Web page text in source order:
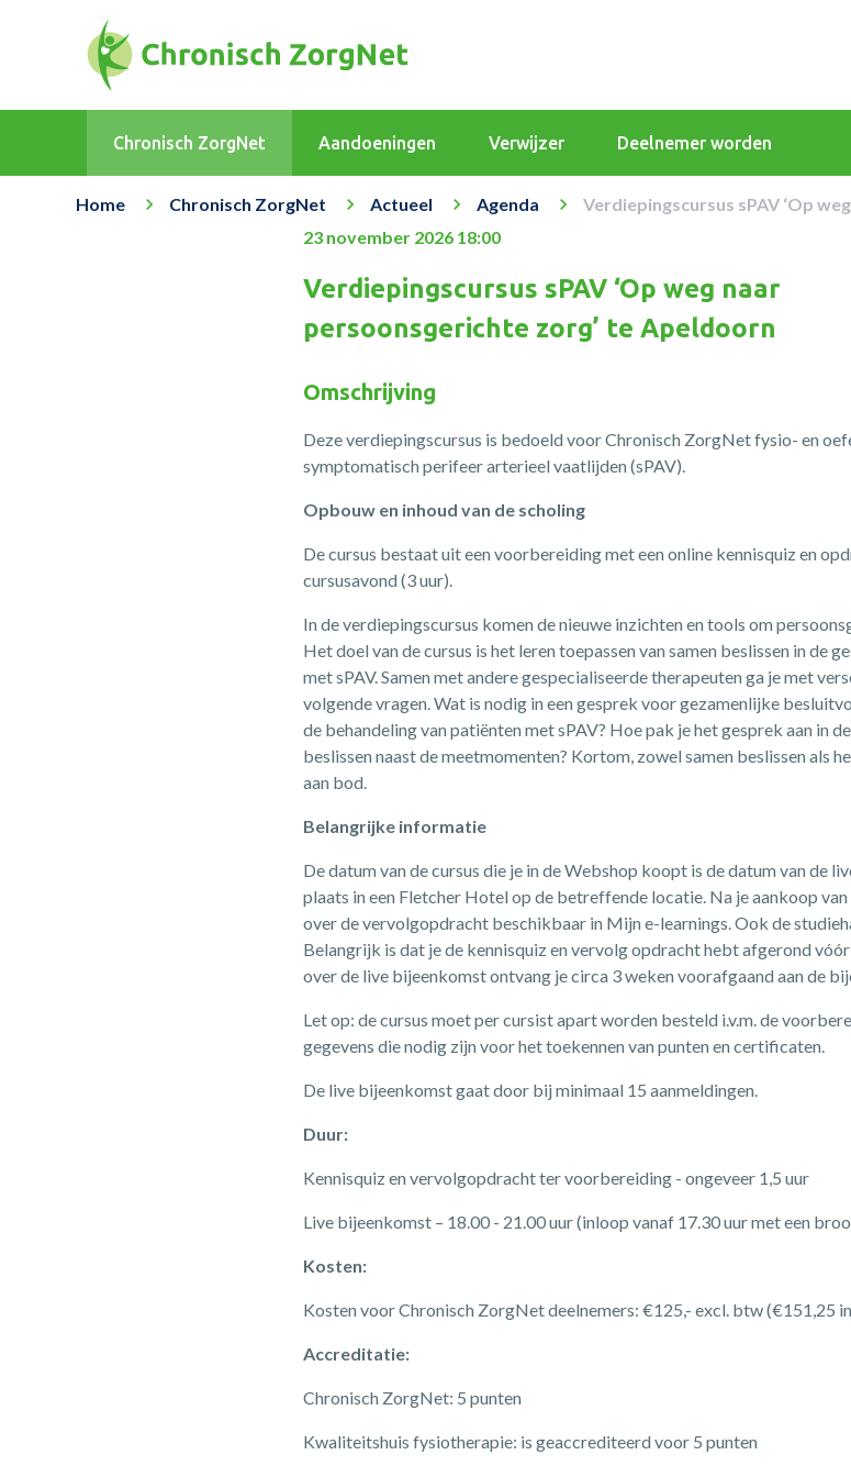
Chronisch ZorgNet Aandoeningen Verwijzer Deelnemer worden
Home Chronisch ZorgNet Actueel Agenda
Verdiepingscursus sPAV ‘Op
23 november 2026 18:00
Verdiepingscursus sPAV ‘Op weg naar
persoonsgerichte zorg’ te Apeldoorn
Omschrijving
Deze verdiepingscursus is bedoeld voor Chronisch ZorgNet fysio- en
symptomatisch perifeer arterieel vaatlijden (sPAV).
Opbouw en inhoud van de scholing
De cursus bestaat uit een voorbereiding met een online kennisquiz en
cursusavond (3 uur).
In de verdiepingscursus komen de nieuwe inzichten en tools om
Het doel van de cursus is het leren toepassen van samen beslissen in de
met sPAV. Samen met andere gespecialiseerde therapeuten ga je met
volgende vragen. Wat is nodig in een gesprek voor gezamenlijke
de behandeling van patiënten met sPAV? Hoe pak je het gesprek aan in
beslissen naast de meetmomenten? Kortom, zowel samen beslissen als
aan bod.
Belangrijke informatie
De datum van de cursus die je in de Webshop koopt is de datum van de
plaats in een Fletcher Hotel op de betreffende locatie. Na je aankoop
over de vervolgopdracht beschikbaar in Mijn e-learnings. Ook de
Belangrijk is dat je de kennisquiz en vervolg opdracht hebt afgerond
over de live bijeenkomst ontvang je circa 3 weken voorafgaand aan de
Let op: de cursus moet per cursist apart worden besteld i.v.m. de
gegevens die nodig zijn voor het toekennen van punten en certificaten.
De live bijeenkomst gaat door bij minimaal 15 aanmeldingen.
Duur:
Kennisquiz en vervolgopdracht ter voorbereiding - ongeveer 1,5 uur
Live bijeenkomst – 18.00 - 21.00 uur (inloop vanaf 17.30 uur met een
Kosten:
Kosten voor Chronisch ZorgNet deelnemers: €125,- excl. btw (€151,25
Accreditatie:
Chronisch ZorgNet: 5 punten
Kwaliteitshuis fysiotherapie: is geaccrediteerd voor 5 punten